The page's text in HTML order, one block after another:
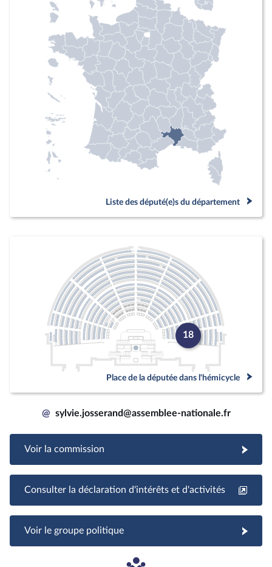
Liste des député(e)s du département
18
Place de la députée dans l'hémicycle
@ sylvie.josserand@assemblee-nationale.fr
Voir la commission
Consulter la déclaration d'intérêts et d'activités
Voir le groupe politique